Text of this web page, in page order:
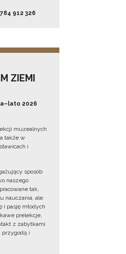
912 326
ZIEMI
2026
muzealnych
także w
i
sposób
naszego
tak,
nauczania, ale
i pasję młodych
prelekcje,
z zabytkami
przygodą i